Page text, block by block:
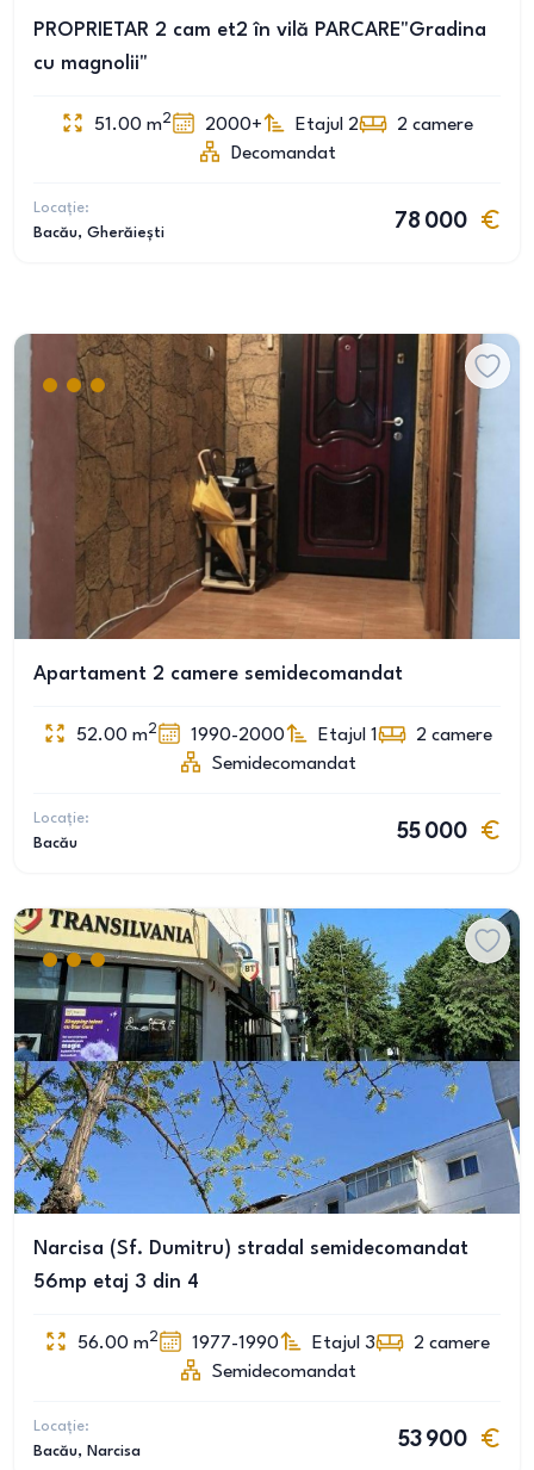
PROPRIETAR 2 cam et2 în vilă PARCARE"Gradina
cu magnolii"
51.00 m2 2000+ Etajul 2 2 camere
Decomandat
Locație:
Bacău, Gherăiești
78 000
Apartament 2 camere semidecomandat
52.00 m2 1990-2000 Etajul 1 2 camere
Semidecomandat
Locație:
Bacău
55 000
Narcisa (Sf. Dumitru) stradal semidecomandat
56mp etaj 3 din 4
56.00 m2 1977-1990 Etajul 3 2 camere
Semidecomandat
Locație:
Bacău, Narcisa
53 900